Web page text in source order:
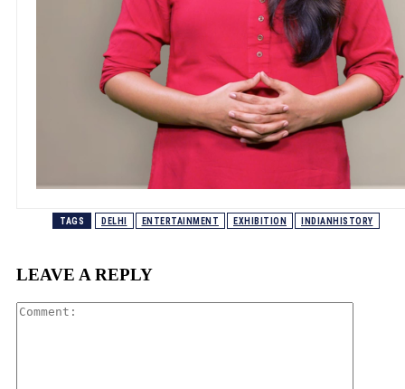
TAGS DELHI ENTERTAINMENT EXHIBITION INDIANHISTORY
LEAVE A REPLY